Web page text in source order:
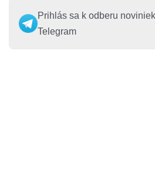
Prihlás sa k odberu
Telegram